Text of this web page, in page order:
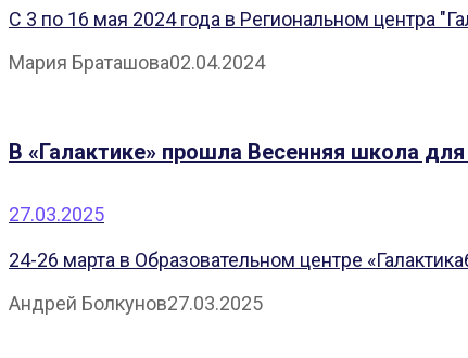
С 3 по 16 мая 2024 года в Региональном центра
Мария Браташова02.04.2024
В «Галактике» прошла Весенняя школа
27.03.2025
24-26 марта в Образовательном центре
Андрей Болкунов27.03.2025